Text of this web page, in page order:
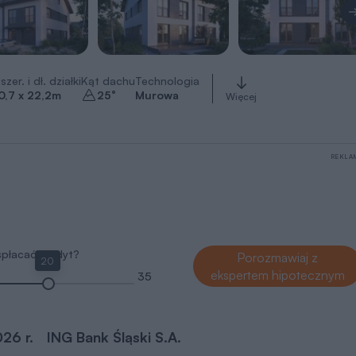
i dł. działki
x 22,2m
Kąt dachu
25°
Technologia
Murowa
Więcej
kredyt?
20
35
Porozmawiaj z
ekspertem hipotecznym
r. ING Bank Śląski S.A.